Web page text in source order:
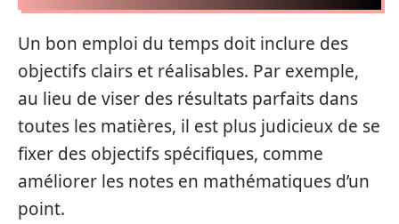
Un bon emploi du temps doit inclure des
objectifs clairs et réalisables. Par exemple,
au lieu de viser des résultats parfaits dans
toutes les matières, il est plus judicieux de se
fixer des objectifs spécifiques, comme
améliorer les notes en mathématiques d’un
point.